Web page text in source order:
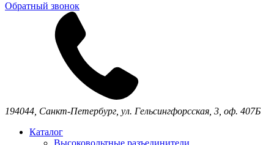
Обратный звонок
194044, Санкт-Петербург, ул. Гельсингфорсская, 3, оф. 407Б
Каталог
Высоковольтные разъединители